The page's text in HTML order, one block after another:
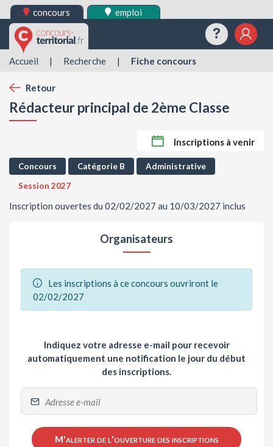
concours emploi
Accueil | Recherche | Fiche concours
Retour
Rédacteur principal de 2ème Classe
Inscriptions à venir
Concours Catégorie B
Administrative
Session 2027
Inscription ouvertes du 02/02/2027 au 10/03/2027 inclus
Organisateurs
Les inscriptions à ce concours ouvriront le
02/02/2027
Indiquez votre adresse e-mail pour recevoir
automatiquement une notification le jour du début
des inscriptions.
M'alerter de l'ouverture des inscriptions